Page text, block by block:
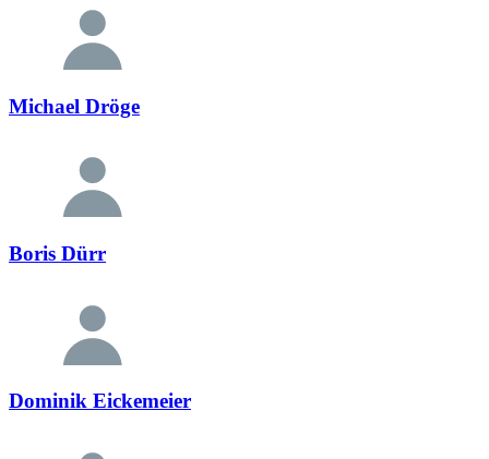
Michael Dröge
Boris Dürr
Dominik Eickemeier